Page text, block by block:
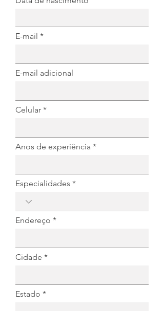
E-mail
E-mail adicional
Celular
Anos de experiência
Especialidades
Endereço
Cidade
Estado